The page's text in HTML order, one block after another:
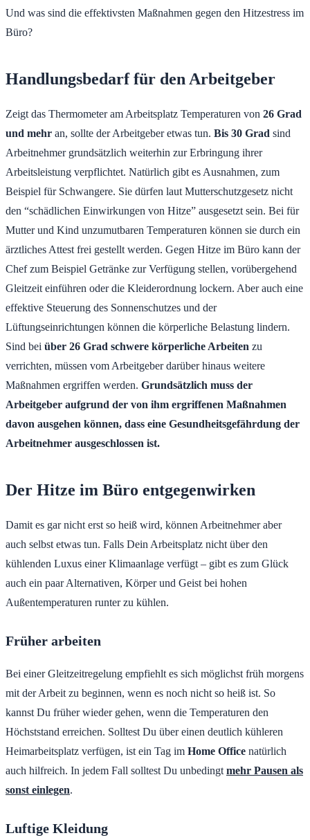
Und was sind die effektivsten Maßnahmen gegen den Hitzestress im
Büro?
Handlungsbedarf für den Arbeitgeber
Zeigt das Thermometer am Arbeitsplatz Temperaturen von 26 Grad
und mehr an, sollte der Arbeitgeber etwas tun. Bis 30 Grad sind
Arbeitnehmer grundsätzlich weiterhin zur Erbringung ihrer
Arbeitsleistung verpflichtet. Natürlich gibt es Ausnahmen, zum
Beispiel für Schwangere. Sie dürfen laut Mutterschutzgesetz nicht
den “schädlichen Einwirkungen von Hitze” ausgesetzt sein. Bei für
Mutter und Kind unzumutbaren Temperaturen können sie durch ein
ärztliches Attest frei gestellt werden. Gegen Hitze im Büro kann der
Chef zum Beispiel Getränke zur Verfügung stellen, vorübergehend
Gleitzeit einführen oder die Kleiderordnung lockern. Aber auch eine
effektive Steuerung des Sonnenschutzes und der
Lüftungseinrichtungen können die körperliche Belastung lindern.
Sind bei über 26 Grad schwere körperliche Arbeiten zu
verrichten, müssen vom Arbeitgeber darüber hinaus weitere
Maßnahmen ergriffen werden. Grundsätzlich muss der
Arbeitgeber aufgrund der von ihm ergriffenen Maßnahmen
davon ausgehen können, dass eine Gesundheitsgefährdung der
Arbeitnehmer ausgeschlossen ist.
Der Hitze im Büro entgegenwirken
Damit es gar nicht erst so heiß wird, können Arbeitnehmer aber
auch selbst etwas tun. Falls Dein Arbeitsplatz nicht über den
kühlenden Luxus einer Klimaanlage verfügt – gibt es zum Glück
auch ein paar Alternativen, Körper und Geist bei hohen
Außentemperaturen runter zu kühlen.
Früher arbeiten
Bei einer Gleitzeitregelung empfiehlt es sich möglichst früh morgens
mit der Arbeit zu beginnen, wenn es noch nicht so heiß ist. So
kannst Du früher wieder gehen, wenn die Temperaturen den
Höchststand erreichen. Solltest Du über einen deutlich kühleren
Heimarbeitsplatz verfügen, ist ein Tag im Home Office natürlich
auch hilfreich. In jedem Fall solltest Du unbedingt mehr Pausen als
sonst einlegen.
Luftige Kleidung